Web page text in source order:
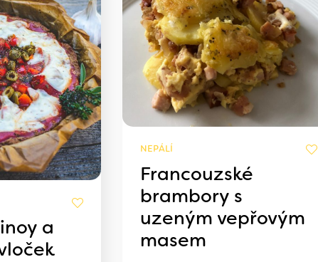
a
NEPÁLÍ
Francouzské
brambory s
uzeným vepřovým
masem